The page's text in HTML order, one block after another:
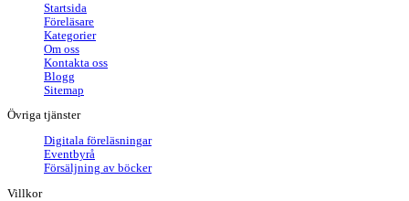
Startsida
Föreläsare
Kategorier
Om oss
Kontakta oss
Blogg
Sitemap
Övriga tjänster
Digitala föreläsningar
Eventbyrå
Försäljning av böcker
Villkor